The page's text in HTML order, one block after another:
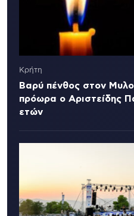
Κρήτη
Βαρύ πένθος στον
πρόωρα ο Αριστείδης
ετών